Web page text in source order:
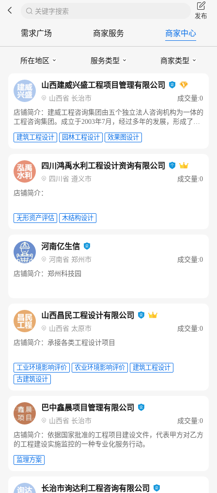
关键字搜索
需求广场 商家服务 商家中心
所在地区 服务类型 商家类型
山西建威兴盛工程项目管理有限公司
山西省 长治市
成交量:0
店铺简介：建威工程咨询集团由五个独立法人咨询机构为一体的
工程咨询集团。成立于2003年7月，经过多年的发展，形成了以
工程咨询、工程规划、工程勘察、工程设计、工程造价、招标代
理、工程监理、全过程工程咨询和全过程造价管理为主要经营业
来，始终秉承“客户至上，诚信经营”的经营理念，以高质量服务
为主要经营宗旨，始终保持专业严谨的工作态度，具有多项工程
专业资质证书，业务范围涉及建筑、装饰装修、市政公用、公路
会发展各个领域的建设项目。
建筑工程设计 园林工程设计 效果图设计
四川鸿禹水利工程设计资询有限公司
四川省 遵义市
成交量:0
店铺简介：
河南亿生信
河南省 郑州市
成交量:0
店铺简介：郑州科技园
山西昌民工程设计有限公司
山西省 太原市
成交量:0
店铺简介：承接各类工程设计项目
工业环境影响评价
巴中鑫晨项目管理有限公司
山西省 长治市
成交量:0
店铺简介：依据国家批准的工程项目建设文件，代表甲方对乙方
的工程建设实施监控的一种专业化服务行动。
监理方案
长治市询达利工程咨询有限公司